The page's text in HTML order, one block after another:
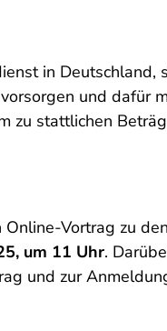
in Deutschland,
und dafür
zu stattlichen
Vortrag zu
um 11 Uhr.
und zur